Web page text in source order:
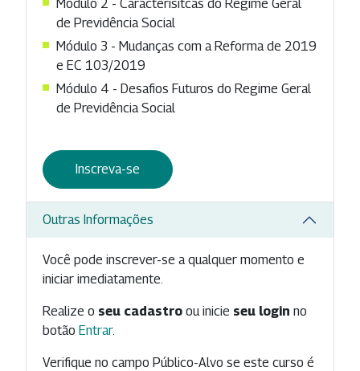
Módulo 2 - Caracterísitcas do Regime Geral
de Previdência Social
Módulo 3 - Mudanças com a Reforma de 2019
e EC 103/2019
Módulo 4 - Desafios Futuros do Regime Geral
de Previdência Social
Inscreva-se
Outras Informações
Você pode inscrever-se a qualquer momento e
iniciar imediatamente.
Realize o seu cadastro ou inicie seu login no
botão Entrar.
Verifique no campo Público-Alvo se este curso é